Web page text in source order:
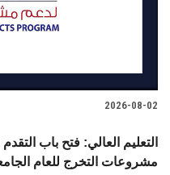
2026-08-02
التعليم العالي: فتح باب
مشروعات التخرج للعام الجامعي 2026/